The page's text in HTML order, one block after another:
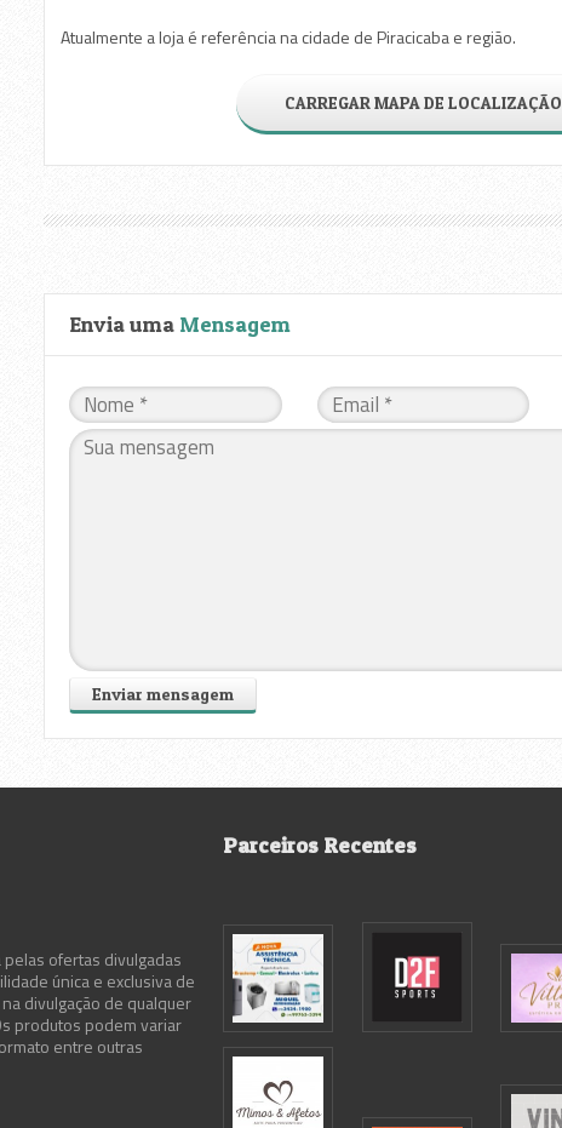
Atualmente a loja é referência na cidade de Piracicaba e região.
CARREGAR MAPA DE LOCALIZAÇÃO
Envia uma Mensagem
ofertas divulgadas
única e exclusiva de
divulgação de qualquer
produtos podem variar
entre outras
Parceiros Recentes